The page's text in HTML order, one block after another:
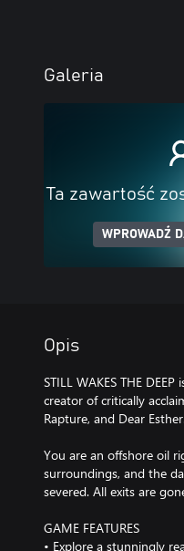
Galeria
Ta zawartość
WPROWADŹ
Opis
STILL WAKES THE
creator of critically
Rapture, and Dear
You are an offshore oil
surroundings, and the
severed. All exits are
GAME FEATURES
• Explore a stunningly